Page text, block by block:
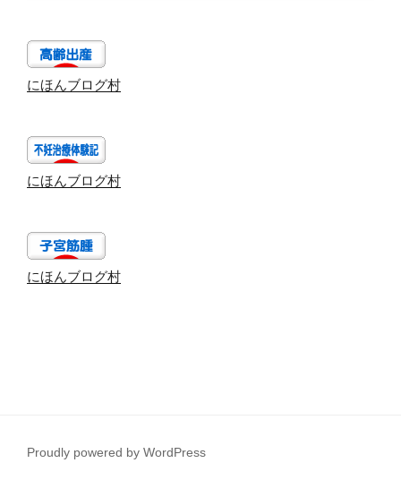
にほんブログ村
にほんブログ村
にほんブログ村
Proudly powered by WordPress